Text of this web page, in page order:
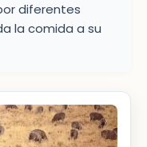
diferentes
la comida a su